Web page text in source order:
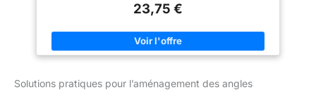
►Apparence attrayante et tendance dans votre kit de montage
suspendus mesurent 95 cm, la longueur réglable le rend
adapté à différentes utilisations enviro
23,75 €
Solutions pratiques pour l’aménagement des angles